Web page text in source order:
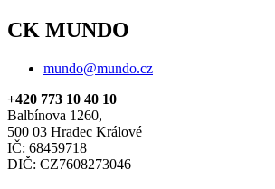
CK MUNDO
mundo@mundo.cz
+420 773 10 40 10
Balbínova 1260,
500 03 Hradec Králové
IČ: 68459718
DIČ: CZ7608273046